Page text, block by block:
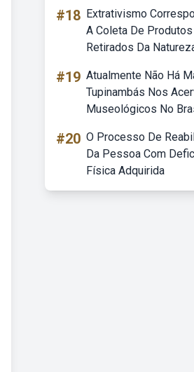
#18 Extrativismo
A Coleta De Produtos
Retirados Da
#19 Atualmente Não Há
Tupinambás Nos
Museológicos No
#20 O Processo De
Da Pessoa Com
Física Adquirida